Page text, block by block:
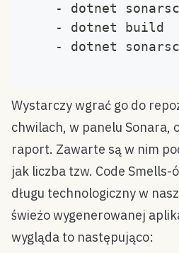
-
dotnet
-
dotnet build
-
dotnet
Wystarczy wgrać go do
chwilach, w panelu Sonara,
raport. Zawarte są w nim
jak liczba tzw. Code Smells-
długu technologiczny w
świeżo wygenerowanej
wygląda to następująco: